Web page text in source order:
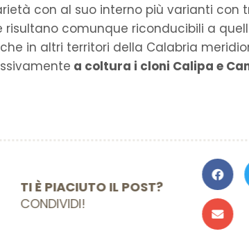
con al suo interno più varianti
comunque riconducibili a
in altri territori della Calabria
a coltura i cloni Calipa e
TI È PIACIUTO IL POST?
CONDIVIDI!